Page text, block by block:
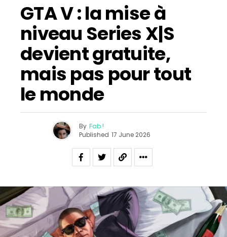
GTA V : la mise à
niveau Series X|S
devient gratuite,
mais pas pour tout
le monde
By Fab !
Published 17 June 2026